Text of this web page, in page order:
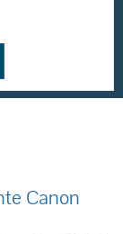
Canon